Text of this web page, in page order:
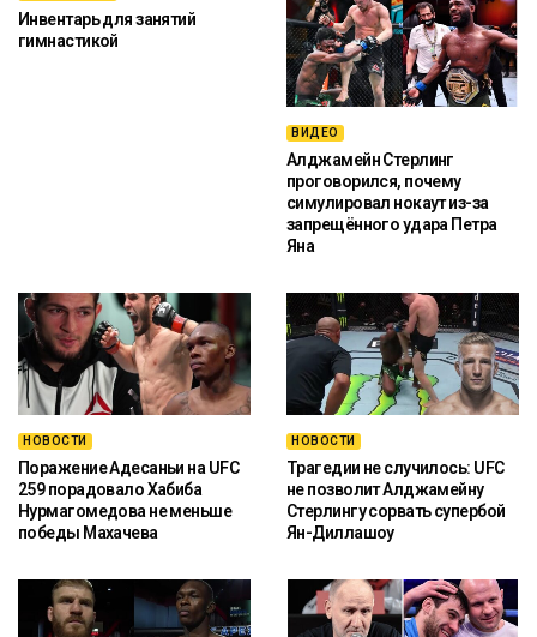
Инвентарь для занятий
гимнастикой
ВИДЕО
Алджамейн Стерлинг
проговорился, почему
симулировал нокаут из-за
запрещённого удара Петра
Яна
НОВОСТИ
Поражение Адесаньи на UFC
259 порадовало Хабиба
Нурмагомедова не меньше
победы Махачева
НОВОСТИ
Трагедии не случилось: UFC
не позволит Алджамейну
Стерлингу сорвать супербой
Ян-Диллашоу